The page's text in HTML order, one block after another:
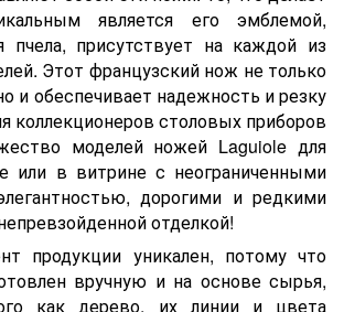
является его эмблемой,
пчела, присутствует на каждой из
Этот французский нож не только
и обеспечивает надежность и резку
коллекционеров столовых приборов
моделей ножей Laguiole для
или в витрине с неограниченными
дорогими и редкими
отделкой!
продукции уникален, потому что
вручную и на основе сырья,
как дерево, их линии и цвета